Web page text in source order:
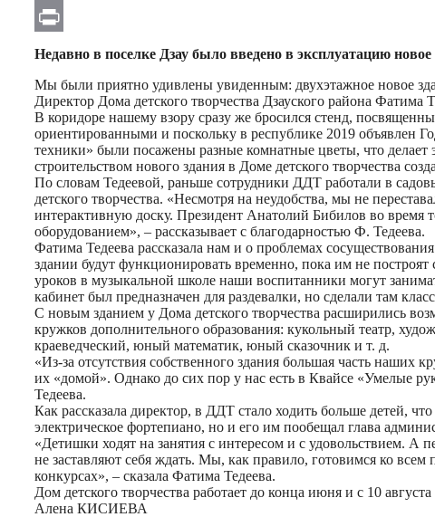
Email
Print
Недавно в поселке Дзау было введено в эксплуатацию новое
Мы были приятно удивлены увиденным: двухэтажное новое
Директор Дома детского творчества Дзауского района Фатима
В коридоре нашему взору сразу же бросился стенд,
ориентированными и поскольку в республике 2019 объявлен
техники» были посажены разные комнатные цветы, что
строительством нового здания в Доме детского творчества
По словам Тедеевой, раньше сотрудники ДДТ работали в
детского творчества. «Несмотря на неудобства, мы не
интерактивную доску. Президент Анатолий Бибилов во
оборудованием», – рассказывает с благодарностью Ф. Тедеева.
Фатима Тедеева рассказала нам и о проблемах
здании будут функционировать временно, пока им не
уроков в музыкальной школе наши воспитанники могут
кабинет был предназначен для раздевалки, но сделали там
С новым зданием у Дома детского творчества расширились
кружков дополнительного образования: кукольный театр,
краеведческий, юный математик, юный сказочник и т. д.
«Из-за отсутствия собственного здания большая часть
их «домой». Однако до сих пор у нас есть в Квайсе «Умелые
Тедеева.
Как рассказала директор, в ДДТ стало ходить больше детей,
электрическое фортепиано, но и его им пообещал глава
«Детишки ходят на занятия с интересом и с удовольствием. А
не заставляют себя ждать. Мы, как правило, готовимся ко
конкурсах», – сказала Фатима Тедеева.
Дом детского творчества работает до конца июня и с 10
Алена КИСИЕВА